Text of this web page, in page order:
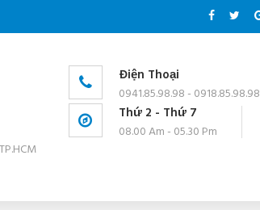
Điện Thoại
0941.85.98.98 - 0918.85.98.98
Thứ 2 - Thứ 7
08.00 Am - 05.30 Pm